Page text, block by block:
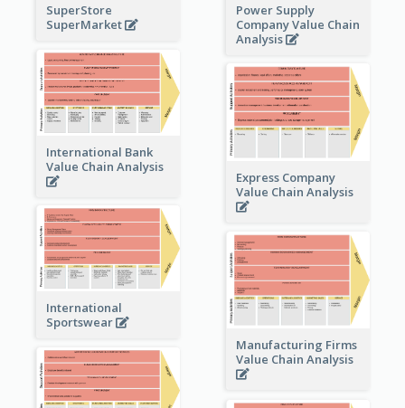
SuperStore
SuperMarket
Power Supply
Company Value Chain
Analysis
International Bank
Value Chain Analysis
Express Company
Value Chain Analysis
International
Sportswear
Manufacturing Firms
Value Chain Analysis